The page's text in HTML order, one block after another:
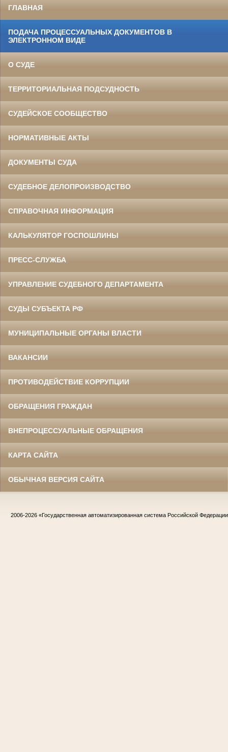
ГЛАВНАЯ
ПОДАЧА ПРОЦЕССУАЛЬНЫХ ДОКУМЕНТОВ В
ЭЛЕКТРОННОМ ВИДЕ
О СУДЕ
ТЕРРИТОРИАЛЬНАЯ ПОДСУДНОСТЬ
СУДЕЙСКОЕ СООБЩЕСТВО
НОРМАТИВНЫЕ АКТЫ
ДОКУМЕНТЫ СУДА
СУДЕБНОЕ ДЕЛОПРОИЗВОДСТВО
СПРАВОЧНАЯ ИНФОРМАЦИЯ
КАЛЬКУЛЯТОР ГОСПОШЛИНЫ
ПРЕСС-СЛУЖБА
УПРАВЛЕНИЕ СУДЕБНОГО ДЕПАРТАМЕНТА
СУДЫ СУБЪЕКТА РФ
МУНИЦИПАЛЬНЫЕ ОРГАНЫ ВЛАСТИ
ВАКАНСИИ
ПРОТИВОДЕЙСТВИЕ КОРРУПЦИИ
ОБРАЩЕНИЯ ГРАЖДАН
ВНЕПРОЦЕССУАЛЬНЫЕ ОБРАЩЕНИЯ
КАРТА САЙТА
ОБЫЧНАЯ ВЕРСИЯ САЙТА
2006-2026 «Государственная автоматизированная система Российской